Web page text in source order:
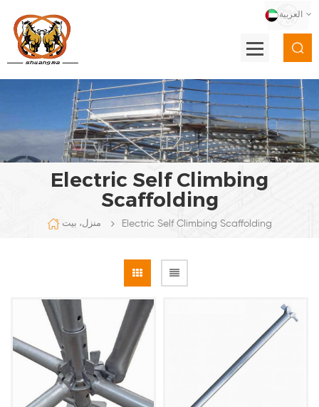
العربية
Electric Self Climbing
Scaffolding
منزل، بيت Electric Self Climbing Scaffolding